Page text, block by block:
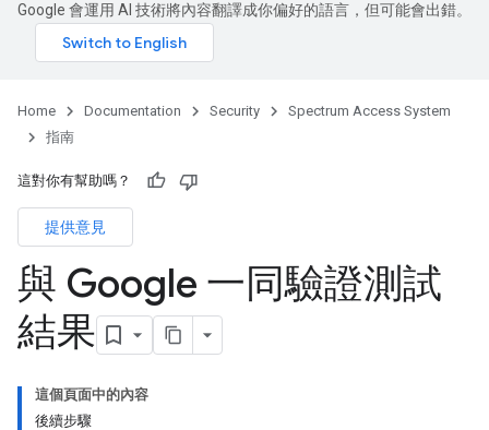
Google 會運用 AI 技術將內容翻譯成你偏好的語言，但可能會出錯。
Home Documentation Security
Spectrum Access System
指南
這對你有幫助嗎？
提供意見
與 Google 一同驗證測試
結果
這個頁面中的內容
後續步驟